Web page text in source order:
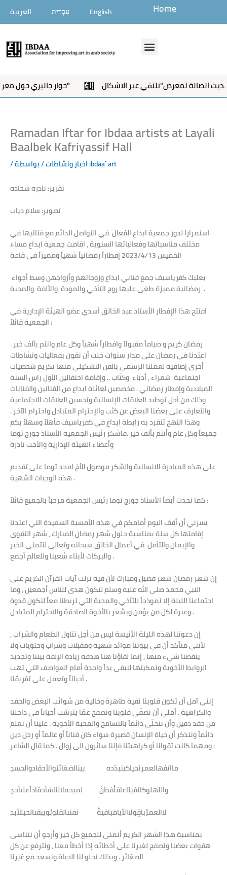
المحتوى
العربية עִבְרִית English Home
Menu
حوار جاليري حول معرض "نلتقي عبر الاشكال"
Ramadan Iftar for Ibdaa artists at Layali
Baalbek Kafriyassif Hall
/ اخبار ونشاطاتibdaa` art
تقرير: نادره شحاده
تصوير: سلام دياب
استمرارا لدور جمعية ابداع الفعال في التواصل الدائم مع فنانيها في
مختلف مناسباتها وفعالياتها السنوية ، اقامت جمعية ابداع مساء
الخميس 2023/4/13 إفطاراً رمضانياً شهياً ومميزاً في قاعة
رمضانية مميزة طغى عليها روح التآخي والمودة والألفة والمحبة .
افتتح هذا الإفطار الأستاذ عبد الخالق أسدي عضو الهيئة الإدارية في
الجمعية قائلاً :
رمضان كريم و صياماً مقبولاً وافطاراً شهياً وكل عام وانتم بألف خير .
اعتدنا في رمضان على مدار سنوات خلت أن نقون بفعاليات ونشاطات
أخرى إضافية لعملنا الرسمي بالفن التشكيلي منها تكريم شخصيات
اجتماعية شعراء , أدباء وكتّاب .. وإقامة احتفالين الأول راس السنة
الميلادية وإفطار رمضاني . مخصصين لعائلة ابداع من الفنانين والفنانات
وذلك من أجل توطيد العلاقات الإنسانية وتحسين العلاقات الاجتماعية
والتعارف على بعضنا البعض عن كثب والإحترام المتبادل واحترام الآخر .
وهذا النهج تنفرد به رابطة ابداع في كفرياسيف فأهلاً وسهلاً بكم
جميعاً وكل عام وأنتم بألف خير .فاشكر رئيس الجمعية الأستاذ جورج توما
وأعضاء الهيئة الإدارية والأخت نادرة
على هذه المبادرة الانسانية والشكر موصول للأخ امجد توما على تقديم
هذه الوجبات الشهية .
كما تحدث أيضاً الأستاذ جورج توما رئيس الجمعية مرحباً بالجميع قائلاً :
يسرني أن أقف اليوم أمامكم في هذه الأمسية السعيدة التي اعتدنا
إقامتها كل سنة بمناسبة حلول شهر رمضان المبارك , شهر التقوى
والإيمان والتأمل في أعمال الخالق سبحانه وتعالى لنتمنى الخير
والبركات لأبناء شعبنا وللعالم أجمع .
إن شهر رمضان شهر فضيل ومبارك لأن فيه نزلت آيات القرآن الكريم على
النبي محمد صلى الله عليه وسلم لتكون هدى للناس أجمعين , وما
اجتماعنا الليلة إلا نموذجاً للتآخي والمحبة التي تربطنا معاً لنكون قدوة
وعبرة لكل من يؤمن ويشعر بالأخوة الصادقة والاحترام المتبادل .
إن دعوتنا لهذه الليلة الأنيسة ليس من أجل تناول الطعام والشراب ,
لأنني متأكد أن في بيوتنا موائد شهية ومقبلات وشراب وحلويات ولا
ينقصنا شيء منها , إنما لقاؤنا هنا هدفه زيادة الإلفة بيننا وتجديد
الروابط الأخوية وتمكينها لنبقى يداً واحدة أمام العواصف التي تهب
أحياناً وتعمل على تفريقنا .
إنني آمل أن تكون قلوبنا نقية طاهرة وخالية من شوائب البغض والحقد
والكراهية . أملي أن نصفّي قلوبنا ونصفح عمّا يترسّب أحياناً في داخلنا
من حقد دفين وأن نتحلّى دائماً بالتسامح والمحبة الأخوية . علينا أن نعلم
دائماً ونتذكر أن حياة الإنسان قصيرة سواء كان فناناً أو عالماً أو رجل دين
ومهما كانت تقوانا أو كراهيتنا فإننا سائرون الى زوال . كما قال الشاعر :
مااتفهالعمرنحياكينبدّده بينالضغائنوالأحقادوالحسد
واللهلوكانفيناعاقلفطن لميحملالناسأحقاداًعلىأحد
لاالعمرُباقٍولاالأيامباقية تفنىالقلوبويبقىالحبللأبد
بمناسبة هذا الشهر الكريم أتمنى للجميع كل خير وأرجو أن نتناسى
هفوات بعضنا ونصفح لغيرنا على أخطائه إذا أخطأ معنا , ونترفع عن كل